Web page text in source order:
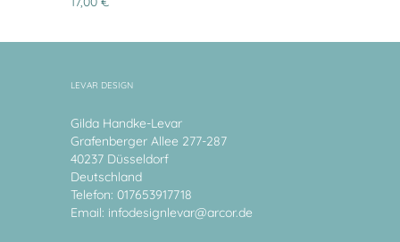
LEVAR DESIGN
Gilda Handke-Levar
Grafenberger Allee 277-287
40237 Düsseldorf
Deutschland
Telefon: 017653917718
Email: infodesignlevar@arcor.de